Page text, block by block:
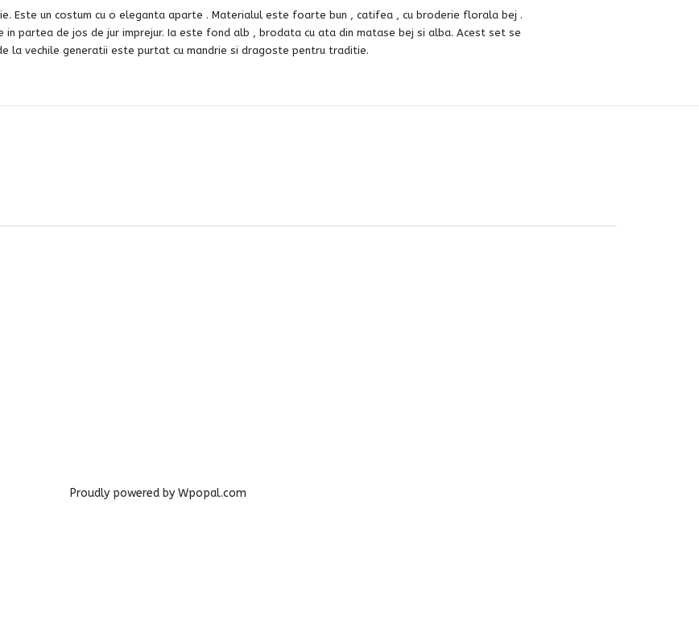
Este un costum cu o eleganta aparte . Materialul este foarte bun , catifea , cu broderie florala bej .
partea de jos de jur imprejur. Ia este fond alb , brodata cu ata din matase bej si alba. Acest set se
la vechile generatii este purtat cu mandrie si dragoste pentru traditie.
Proudly powered by Wpopal.com